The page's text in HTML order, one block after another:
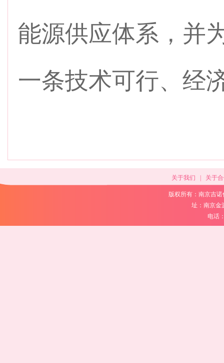
能源供应体系，并
一条技术可行、经
关于我们 关于
版权所有：南京吉
址：南京金
电话